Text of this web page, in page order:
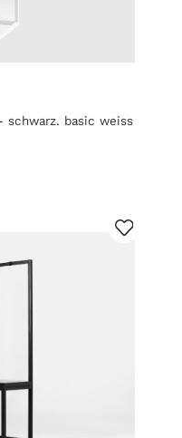
schwarz, basic weiss